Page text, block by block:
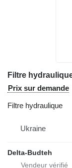
Filtre
Prix sur demande
Filtre hydraulique
Ukraine
Delta-Budteh